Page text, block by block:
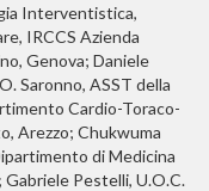
Interventistica,
IRCCS Azienda
Genova; Daniele
Saronno, ASST della
Cardio-Toraco-
Arezzo; Chukwuma
di Medicina
Pestelli, U.O.C.